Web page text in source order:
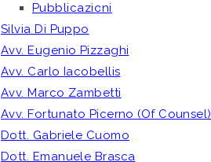
Pubblicazioni
Silvia Di Puppo
Avv. Eugenio Pizzaghi
Avv. Carlo Iacobellis
Avv. Marco Zambetti
Avv. Fortunato Picerno (Of Counsel)
Dott. Gabriele Cuomo
Dott. Emanuele Brasca